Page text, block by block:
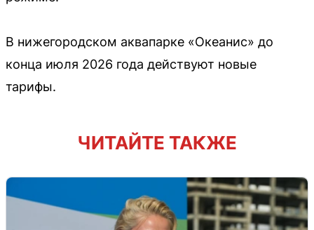
В нижегородском аквапарке «Океанис» до
конца июля 2026 года действуют новые
тарифы.
ЧИТАЙТЕ ТАКЖЕ